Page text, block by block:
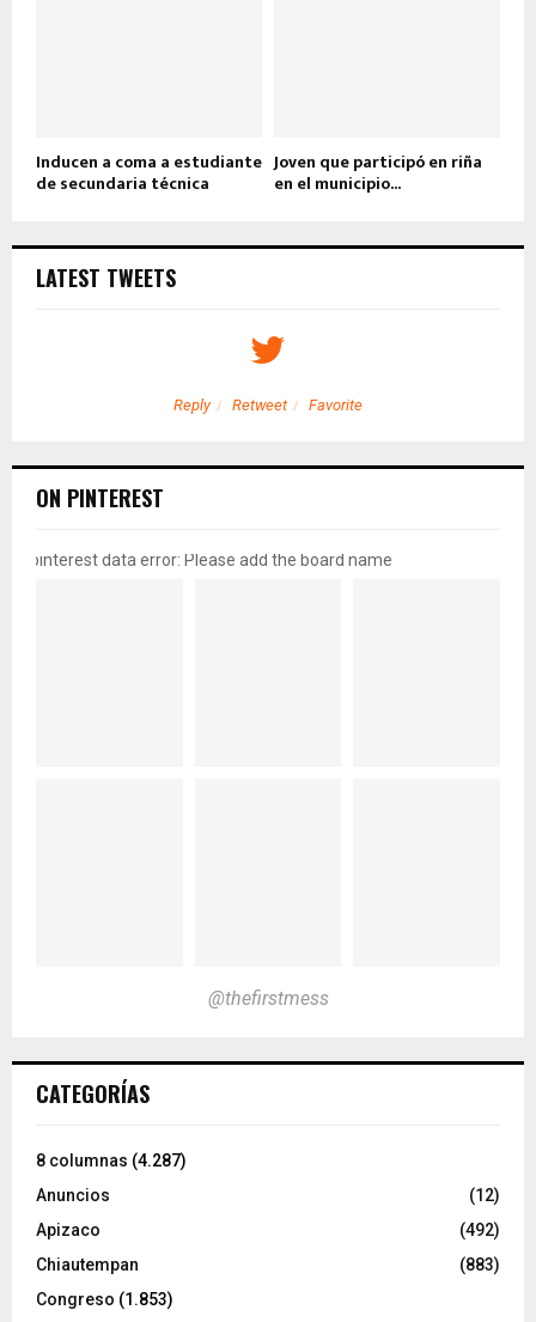
Inducen a coma a estudiante
de secundaria técnica
Joven que participó en riña
en el municipio...
LATEST TWEETS
Reply Retweet Favorite
ON PINTEREST
pinterest data error: Please add the board name
@thefirstmess
CATEGORÍAS
8 columnas (4.287)
Anuncios
(12)
Apizaco
(492)
Chiautempan
(883)
Congreso (1.853)